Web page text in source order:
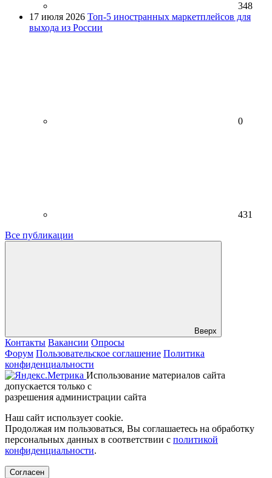
348
17 июля 2026 Топ-5 иностранных маркетплейсов для
выхода из России
0
431
Все публикации
Вверх
Контакты Вакансии Опросы
Форум Пользовательское соглашение Политика
конфиденциальности
Использование материалов сайта
допускается только с
разрешения администрации сайта
Наш сайт использует cookie.
Продолжая им пользоваться, Вы соглашаетесь на обработку
персональных данных в соответствии с политикой
конфиденциальности.
Согласен